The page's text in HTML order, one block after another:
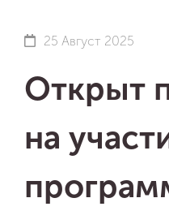
25 Август 2025
Открыт
на